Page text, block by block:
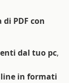
PDF con
dal tuo pc,
in formati